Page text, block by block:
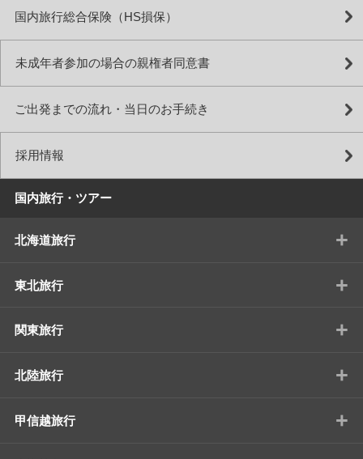
国内旅行総合保険（HS損保）
未成年者参加の場合の親権者同意書
ご出発までの流れ・当日のお手続き
採用情報
国内旅行・ツアー
北海道旅行 +
東北旅行 +
関東旅行 +
北陸旅行 +
甲信越旅行 +